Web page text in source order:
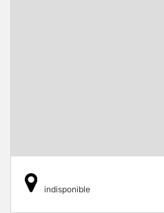
indisponible